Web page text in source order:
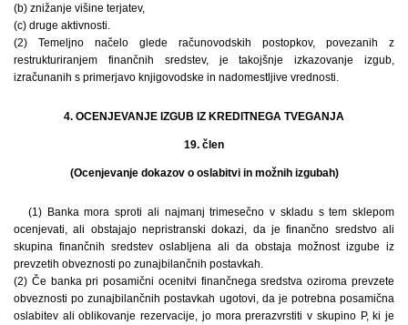
(b) znižanje višine terjatev,
(c) druge aktivnosti.
(2) Temeljno načelo glede računovodskih postopkov, povezanih z
restrukturiranjem finančnih sredstev, je takojšnje izkazovanje izgub,
izračunanih s primerjavo knjigovodske in nadomestljive vrednosti.
4. OCENJEVANJE IZGUB IZ KREDITNEGA TVEGANJA
19. člen
(Ocenjevanje dokazov o oslabitvi in možnih izgubah)
(1) Banka mora sproti ali najmanj trimesečno v skladu s tem sklepom
ocenjevati, ali obstajajo nepristranski dokazi, da je finančno sredstvo ali
skupina finančnih sredstev oslabljena ali da obstaja možnost izgube iz
prevzetih obveznosti po zunajbilančnih postavkah.
(2) Če banka pri posamični ocenitvi finančnega sredstva oziroma prevzete
obveznosti po zunajbilančnih postavkah ugotovi, da je potrebna posamična
oslabitev ali oblikovanje rezervacije, jo mora prerazvrstiti v skupino P, ki je